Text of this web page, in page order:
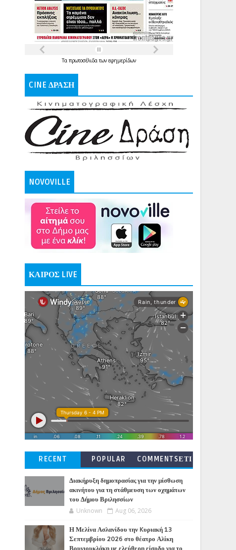
Τα πρωτοσέλιδατων εφημερίδων
CINE ΔΡΑΣΗ
NOVOVILLE
ΚΑΙΡΟΣ LIVE
RECENT POPULAR
COMMENTSΕΤΙ
Διακήρυξη δημοπρασίας για την μίσθωση
ακινήτου για τη στάθμευση των οχημάτων
του Δήμου Βριλησσίων
Unknown Aug 06, 2026
Η Μελίνα Ασλανίδου την Kυριακή 13
Σεπτεμβρίου 2026 στο θέατρο Αλίκη